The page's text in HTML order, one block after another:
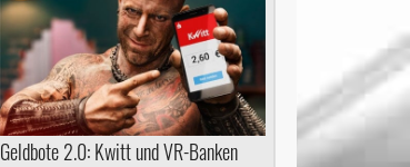
Geldbote 2.0: Kwitt und VR-Banken